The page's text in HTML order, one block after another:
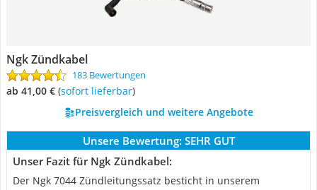
Ngk Zündkabel
183 Bewertungen
ab 41,00 € ( Sofort lieferbar)
Preisvergleich und weitere Angebote
Unsere Bewertung: SEHR GUT
Unser Fazit für Ngk Zündkabel:
Der Ngk 7044 Zündleitungssatz besticht in unserem